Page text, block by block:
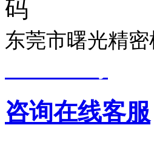
东莞市曙光精
咨询在线客服